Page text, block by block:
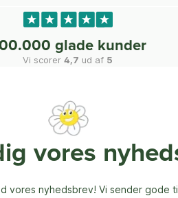
glade kunder
Vi scorer4,7 ud af 5
vores
vores nyhedsbrev! Vi sender gode